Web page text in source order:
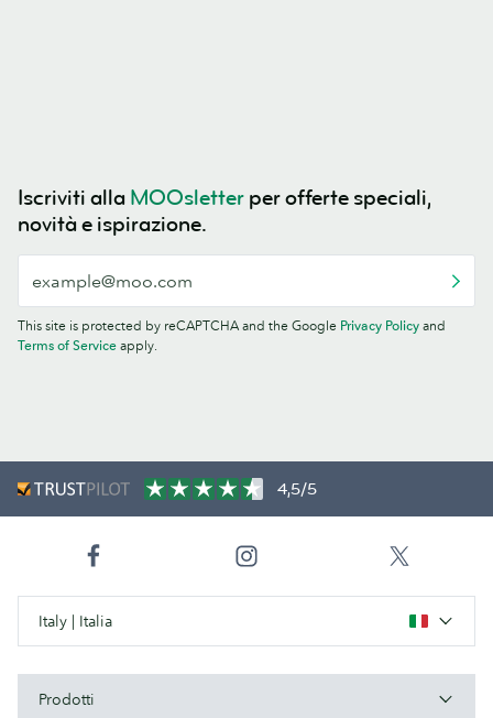
Iscriviti alla MOOsletter per offerte speciali,
novità e ispirazione.
This site is protected by reCAPTCHA and the Google Privacy Policy and
Terms of Service apply.
4,5/5
Italy | Italia
Prodotti